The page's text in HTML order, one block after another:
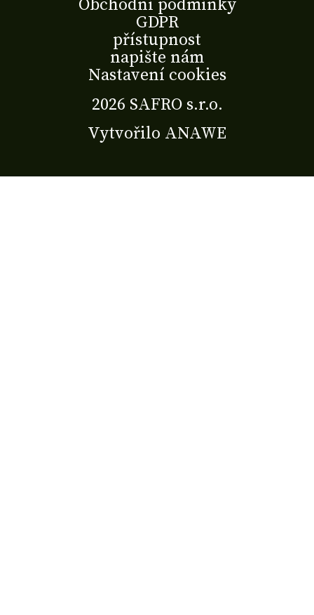
2026 SAFRO s.r.o.
Vytvořilo ANAWE
Obchodní podmínky
GDPR
přístupnost
napište nám
Nastavení cookies